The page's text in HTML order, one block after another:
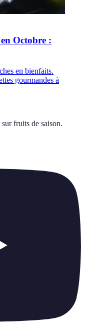
Octobre :
en bienfaits.
gourmandes à
sur fruits de saison.